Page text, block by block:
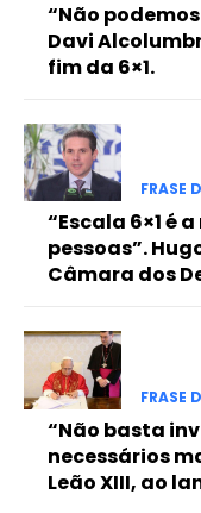
“Não
Davi
fim da 6×1.
FRASE
“Escala 6×1 é
pessoas”.
Câmara dos
FRASE
“Não basta
necessários
Leão XIII, ao